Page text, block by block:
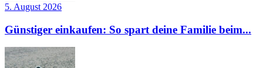
5. August 2026
Günstiger einkaufen: So spart deine Familie beim...